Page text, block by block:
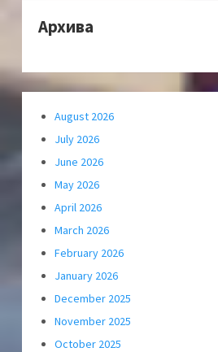
Архива
August 2026
July 2026
June 2026
May 2026
April 2026
March 2026
February 2026
January 2026
December 2025
November 2025
October 2025